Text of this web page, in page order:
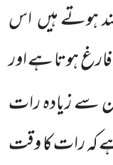
ہوتے ہیں اس
ہوتا ہے اور
سے زیادہ رات
کہ رات کا وقت